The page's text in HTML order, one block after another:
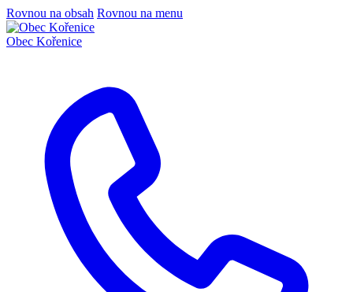
Rovnou na obsah Rovnou na menu
Obec Kořenice